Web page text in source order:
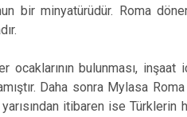
bir minyatürüdür. Roma
bulunması, inşaat
Daha sonra Mylasa
itibaren ise Türklerin